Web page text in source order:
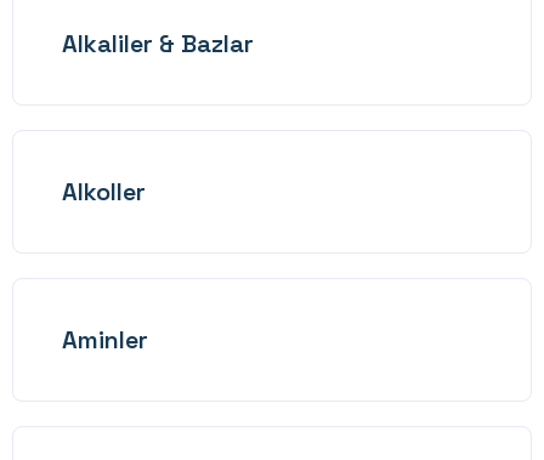
Alkaliler & Bazlar
Alkoller
Aminler